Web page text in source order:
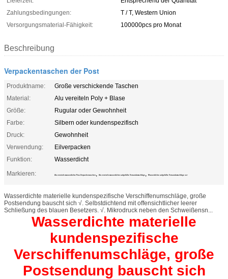
Zahlungsbedingungen:
T / T, Western Union
Versorgungsmaterial-Fähigkeit:
100000pcs pro Monat
Beschreibung
Verpackentaschen der Post
Produktname:
Große verschickende Taschen
Material:
Alu vereiteln Poly + Blase
Größe:
Rugular oder Gewohnheit
Farbe:
Silbern oder kundenspezifisch
Druck:
Gewohnheit
Verwendung:
Eilverpacken
Funktion:
Wasserdicht
Markieren:
Alu vereiteln wasserdichte Post-Verpackentaschen , Alu vereiteln wasserdichte aufgefüllte Versandumschläge , Wasserdichte aufgefüllte Versandumschläge 4x7
Wasserdichte materielle kundenspezifische Verschiffenumschläge, große
Postsendung bauscht sich √. Selbstdichtend mit offensichtlicher leerer
Schließung des blauen Besetzers. √. Mikrodruck neben den Schweißensn...
Wasserdichte materielle
kundenspezifische
Verschiffenumschläge, große
Postsendung bauscht sich